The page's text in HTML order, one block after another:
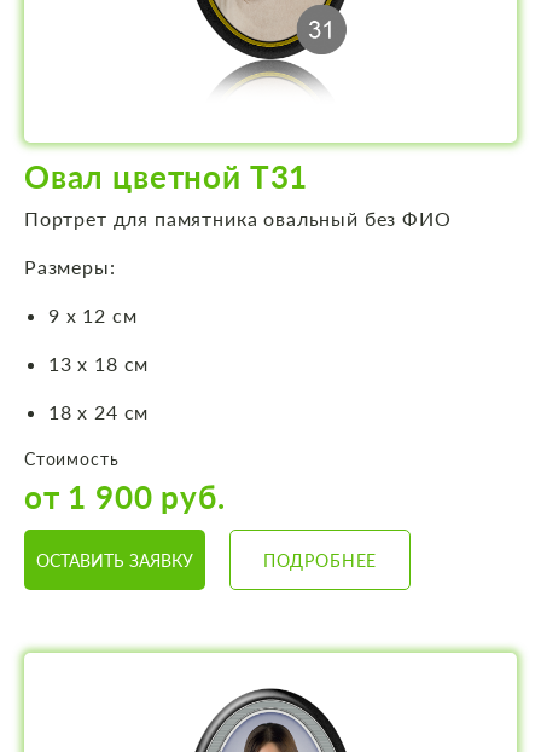
Овал цветной Т31
Портрет для памятника овальный без ФИО
Размеры:
9 х 12 см
13 х 18 см
18 х 24 см
Стоимость
от 1 900 руб.
ОСТАВИТЬ ЗАЯВКУ ПОДРОБНЕЕ